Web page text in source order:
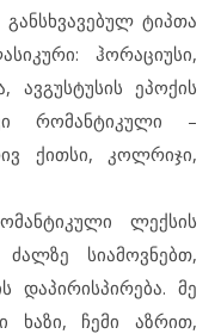
განსხვავებულ ტიპთა
ჰორაციუსი,
ავგუსტუსის ეპოქის
რომანტიკული –
ქითსი, კოლრიჯი,
ლექსის
ძალზე სიამოვნებთ,
დაპირისპირება. მე
ხაზი, ჩემი აზრით,